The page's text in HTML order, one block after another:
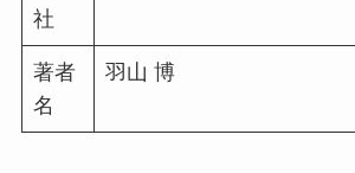
社
著者
名
羽山 博